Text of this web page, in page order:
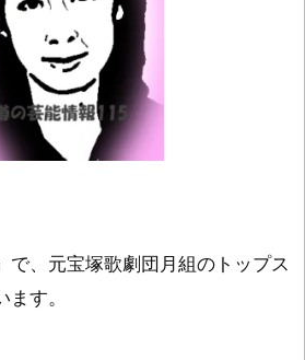
で、元宝塚歌劇団月組のトップス
す。